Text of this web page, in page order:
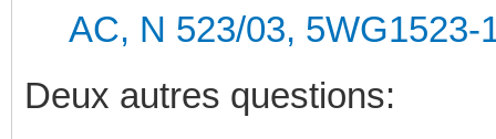
AC, N 523/03, 5WG1523-
Deux autres questions: